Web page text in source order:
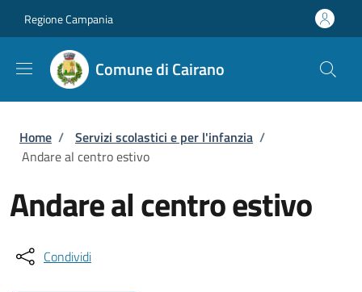
Regione Campania
Comune di Cairano
Briciole di pane
Home / Servizi scolastici e per l'infanzia /
Andare al centro estivo
Andare al centro estivo
Condividi